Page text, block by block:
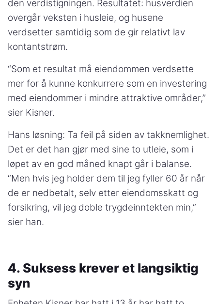
den verdistigningen. Resultatet: husverdien
overgår veksten i husleie, og husene
verdsetter samtidig som de gir relativt lav
kontantstrøm.
“Som et resultat må eiendommen verdsette
mer for å kunne konkurrere som en investering
med eiendommer i mindre attraktive områder,”
sier Kisner.
Hans løsning: Ta feil på siden av takknemlighet.
Det er det han gjør med sine to utleie, som i
løpet av en god måned knapt går i balanse.
“Men hvis jeg holder dem til jeg fyller 60 år når
de er nedbetalt, selv etter eiendomsskatt og
forsikring, vil jeg doble trygdeinntekten min,”
sier han.
4. Suksess krever et langsiktig
syn